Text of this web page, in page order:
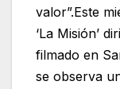
valor”.Este
‘La Misión’
filmado en
se observa